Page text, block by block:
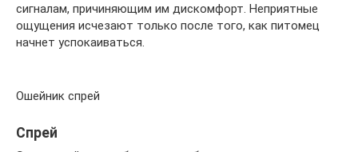
сигналам, причиняющим им дискомфорт. Неприятные
ощущения исчезают только после того, как питомец
начнет успокаиваться.
Ошейник спрей
Спрей